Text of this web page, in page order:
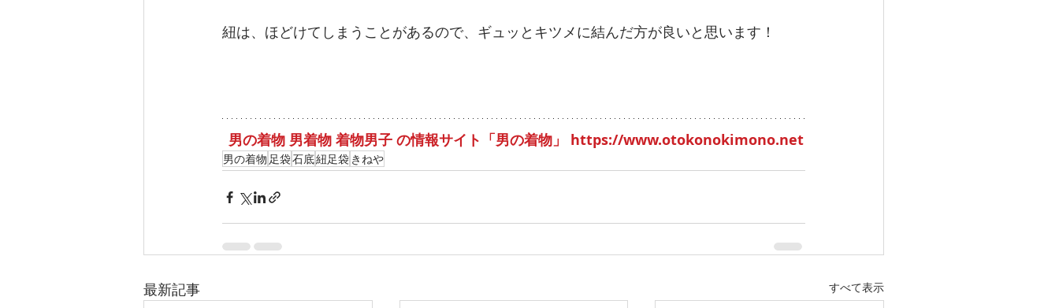
紐は、ほどけてしまうことがあるので、ギュッとキツメに結んだ方が良いと思います！
男の着物 男着物 着物男子 の情報サイト「男の着物」 https://www.otokonokimono.net
男の着物 足袋石底紐足袋 きねや
最新記事 すべて表示